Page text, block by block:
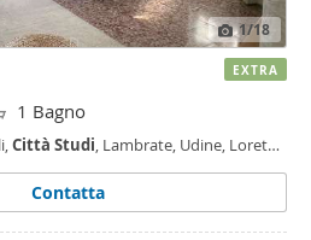
1/18
1 Bagno
Città Studi, Lambrate, Udine, Loreto,
Contatta
EXTRA